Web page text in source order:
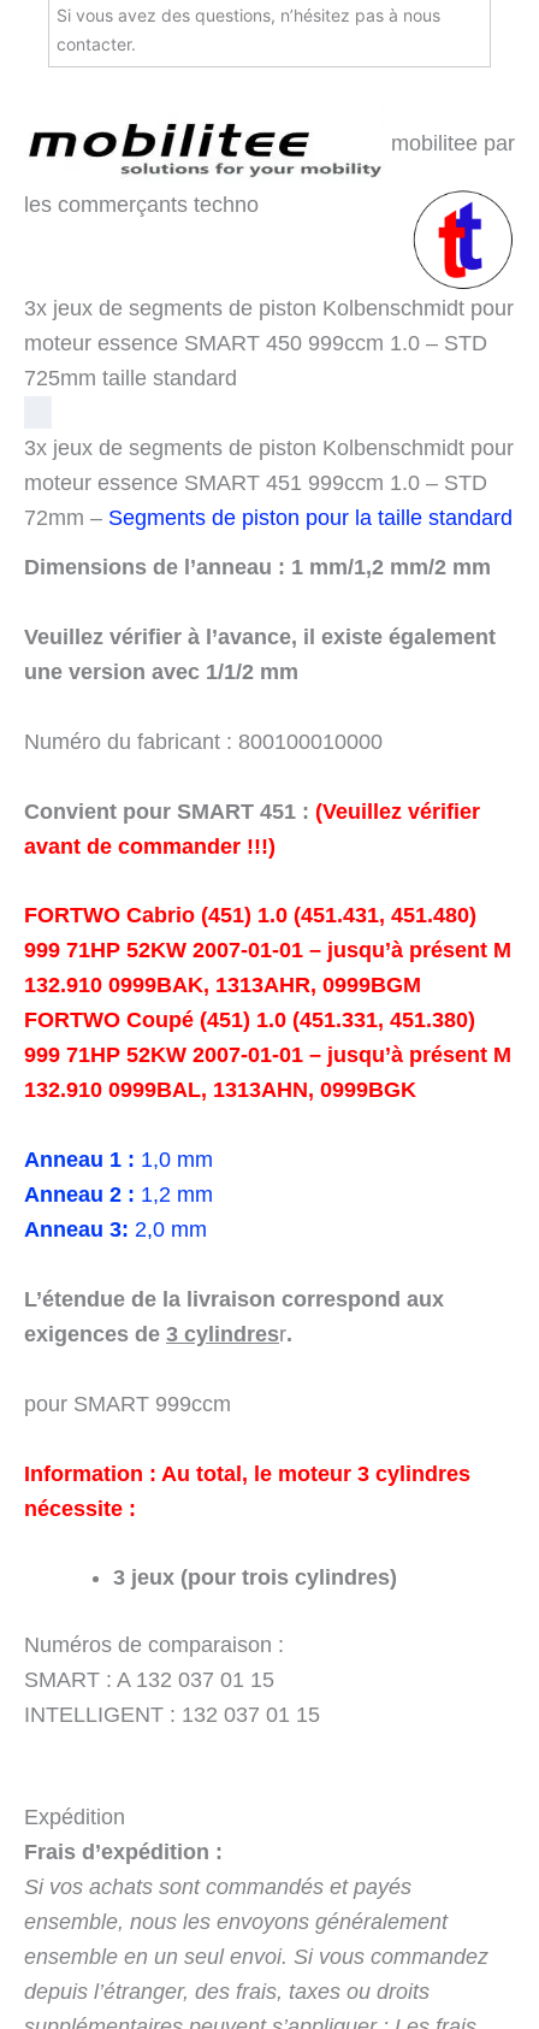
Si vous avez des questions, n’hésitez pas à nous
contacter.
mobilitee par
les commerçants techno
3x jeux de segments de piston Kolbenschmidt pour
moteur essence SMART 450 999ccm 1.0 – STD
725mm taille standard
3x jeux de segments de piston Kolbenschmidt pour
moteur essence SMART 451 999ccm 1.0 – STD
72mm – Segments de piston pour la taille standard
Dimensions de l’anneau : 1 mm/1,2 mm/2 mm
Veuillez vérifier à l’avance, il existe également
une version avec 1/1/2 mm
Numéro du fabricant : 800100010000
Convient pour SMART 451 : (Veuillez vérifier
avant de commander !!!)
FORTWO Cabrio (451) 1.0 (451.431, 451.480)
999 71HP 52KW 2007-01-01 – jusqu’à présent M
132.910 0999BAK, 1313AHR, 0999BGM
FORTWO Coupé (451) 1.0 (451.331, 451.380)
999 71HP 52KW 2007-01-01 – jusqu’à présent M
132.910 0999BAL, 1313AHN, 0999BGK
Anneau 1 : 1,0 mm
Anneau 2 : 1,2 mm
Anneau 3: 2,0 mm
L’étendue de la livraison correspond aux
exigences de 3 cylindresr.
pour SMART 999ccm
Information : Au total, le moteur 3 cylindres
nécessite :
3 jeux (pour trois cylindres)
Numéros de comparaison :
SMART : A 132 037 01 15
INTELLIGENT : 132 037 01 15
Expédition
Frais d’expédition :
Si vos achats sont commandés et payés
ensemble, nous les envoyons généralement
ensemble en un seul envoi. Si vous commandez
depuis l’étranger, des frais, taxes ou droits